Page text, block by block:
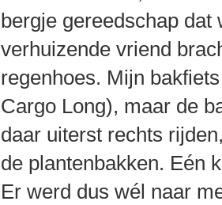
bergje gereedschap dat
verhuizende vriend
regenhoes. Mijn
Cargo Long), maar de
daar uiterst rechts
de plantenbakken. Eén
Er werd dus wél naar